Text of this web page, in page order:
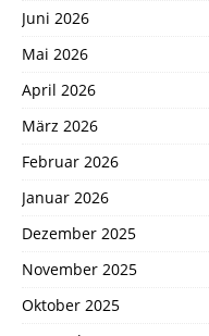
Juni 2026
Mai 2026
April 2026
März 2026
Februar 2026
Januar 2026
Dezember 2025
November 2025
Oktober 2025